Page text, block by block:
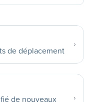
de déplacement
de nouveaux